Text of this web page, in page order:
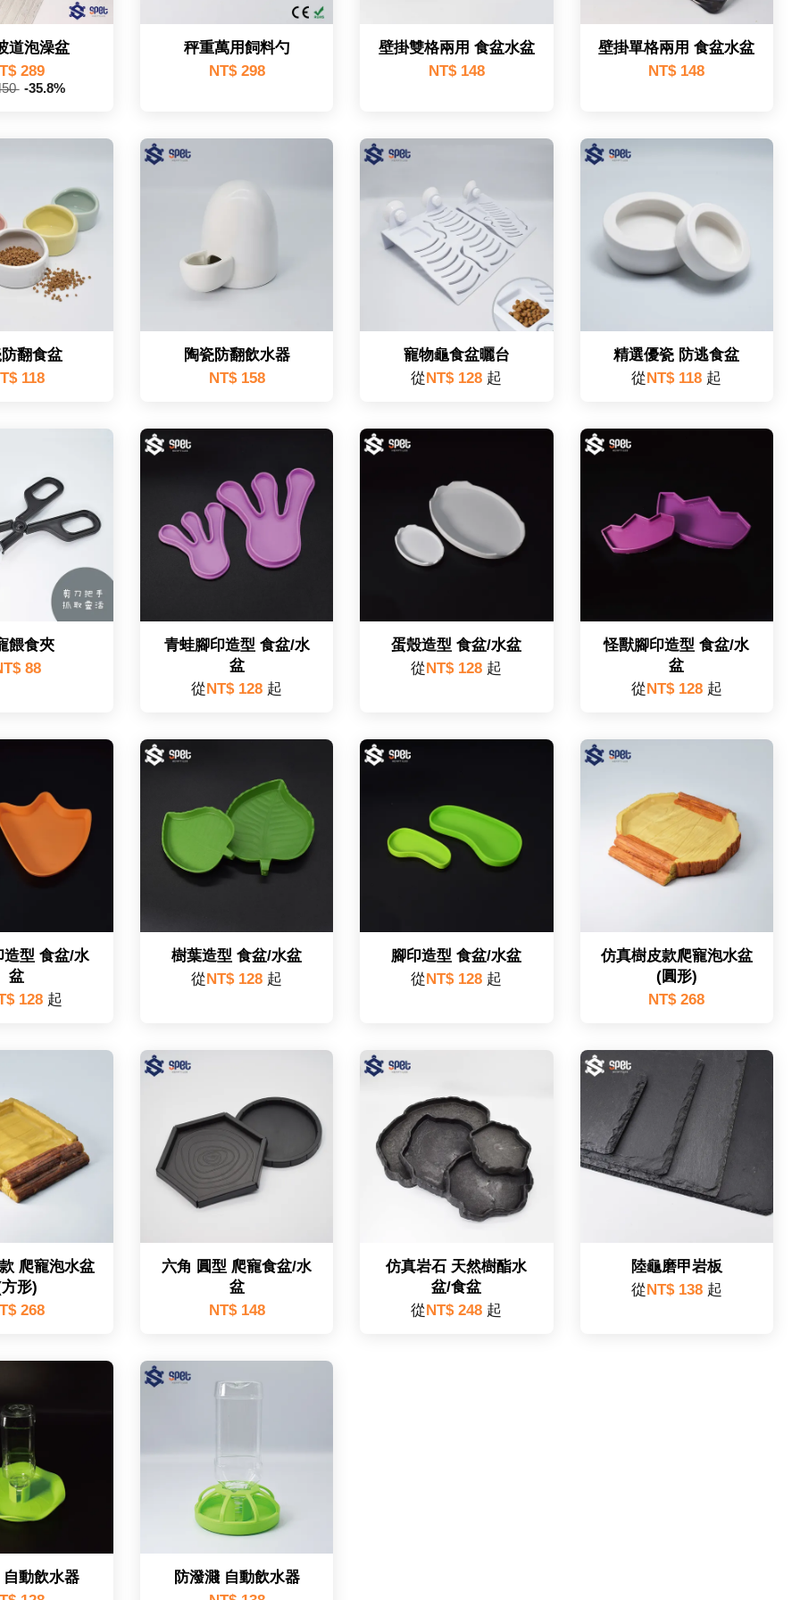
道泡澡盆
289
-35.8%
秤重萬用飼料勺
NT$ 298
壁掛雙格兩用 食盆水盆
NT$ 148
壁掛單格兩用 食盆水盆
NT$ 148
翻食盆
118
陶瓷防翻飲水器
NT$ 158
寵物龜食盆曬台
從NT$ 128 起
精選優瓷 防逃食盆
從NT$ 118 起
餵食夾
88
青蛙腳印造型 食盆/水
盆
從NT$ 128 起
蛋殼造型 食盆/水盆
從NT$ 128 起
怪獸腳印造型 食盆/水
盆
從NT$ 128 起
造型 食盆/水
盆
128 起
樹葉造型 食盆/水盆
從NT$ 128 起
腳印造型 食盆/水盆
從NT$ 128 起
仿真樹皮款爬寵泡水盆
(圓形)
NT$ 268
爬寵泡水盆
形)
268
六角 圓型 爬寵食盆/水
盆
NT$ 148
仿真岩石 天然樹酯水
盆/食盆
從NT$ 248 起
陸龜磨甲岩板
從NT$ 138 起
動飲水器
防潑濺 自動飲水器